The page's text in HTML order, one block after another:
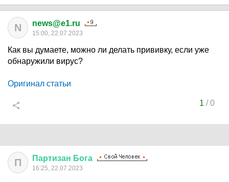
N news@e1.ru
15:00, 22.07.2023
Как вы думаете, можно ли делать прививку, если уже
обнаружили вирус?
Оригинал статьи
1 /0
П Партизан Бога
16:25, 22.07.2023